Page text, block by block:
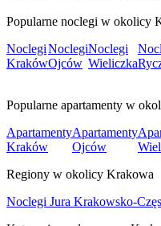
Popularne noclegi w okolicy
Noclegi
Kraków
Noclegi
Ojców
Noclegi
Wieliczka
Popularne apartamenty w
Apartamenty
Kraków
Apartamenty
Ojców
Regiony w okolicy Krakowa
Noclegi Jura Krakowsko-